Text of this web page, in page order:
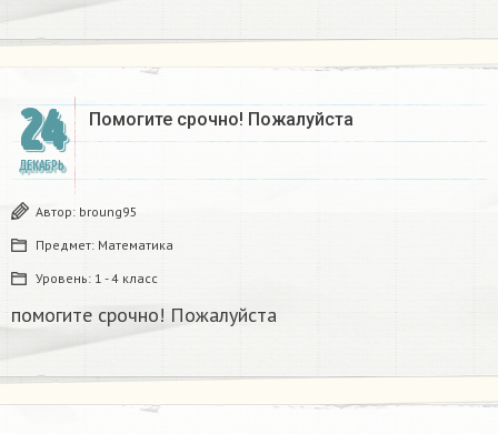
24
ДЕКАБРЬ
Помогите срочно! Пожалуйста
Автор: broung95
Предмет: Математика
Уровень: 1 - 4 класс
помогите срочно! Пожалуйста